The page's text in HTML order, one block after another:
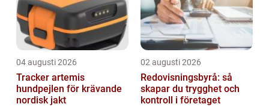
04 augusti 2026
Tracker artemis
hundpejlen för krävande
nordisk jakt
02 augusti 2026
Redovisningsbyrå: så
skapar du trygghet och
kontroll i företaget